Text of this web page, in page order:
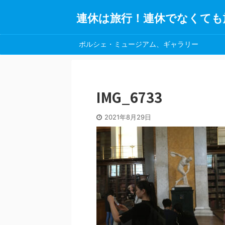
連休は旅行！連休でなくて
ポルシェ・ミュージアム、ギャラリー
IMG_6733
2021年8月29日